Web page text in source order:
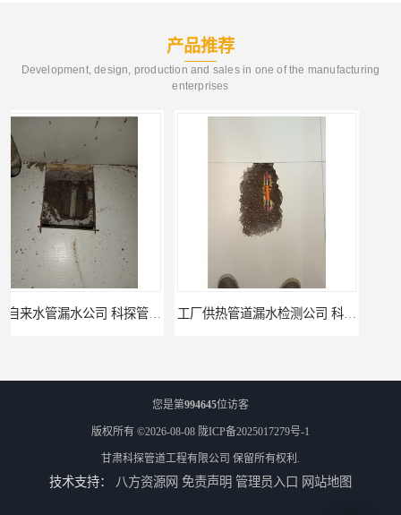
产品推荐
Development, design, production and sales in one of the manufacturing
enterprises
工厂供热管道漏水检测公司 科探管道工程 公司仪器测漏电话 科探管道工程
您是第994645位访客
版权所有 ©2026-08-08 陇ICP备2025017279号-1
甘肃科探管道工程有限公司 保留所有权利.
技术支持： 八方资源网 免责声明 管理员入口 网站地图